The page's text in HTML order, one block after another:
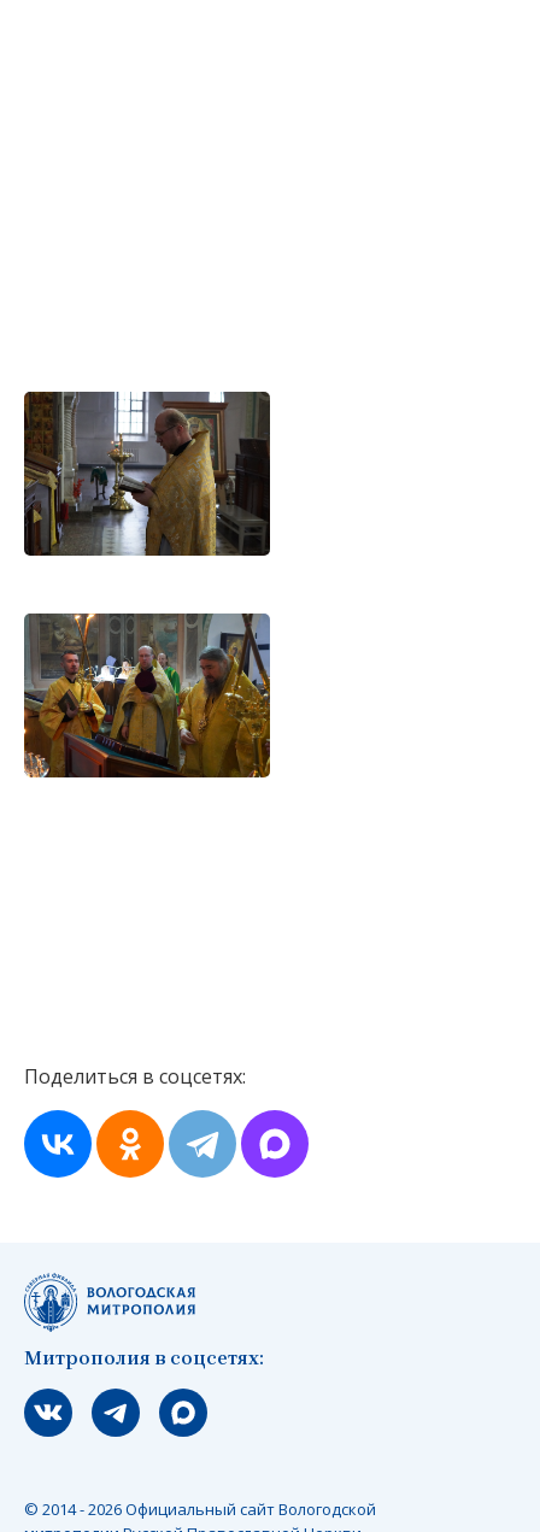
Поделиться в соцсетях:
Митрополия в соцсетях:
Мы вконтакте
Мы в telegram
Мы в Макс
© 2014 - 2026 Официальный сайт Вологодской